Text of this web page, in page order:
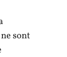
sont